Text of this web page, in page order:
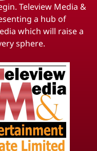
Teleview Media &
a hub of
which will raise a
sphere.